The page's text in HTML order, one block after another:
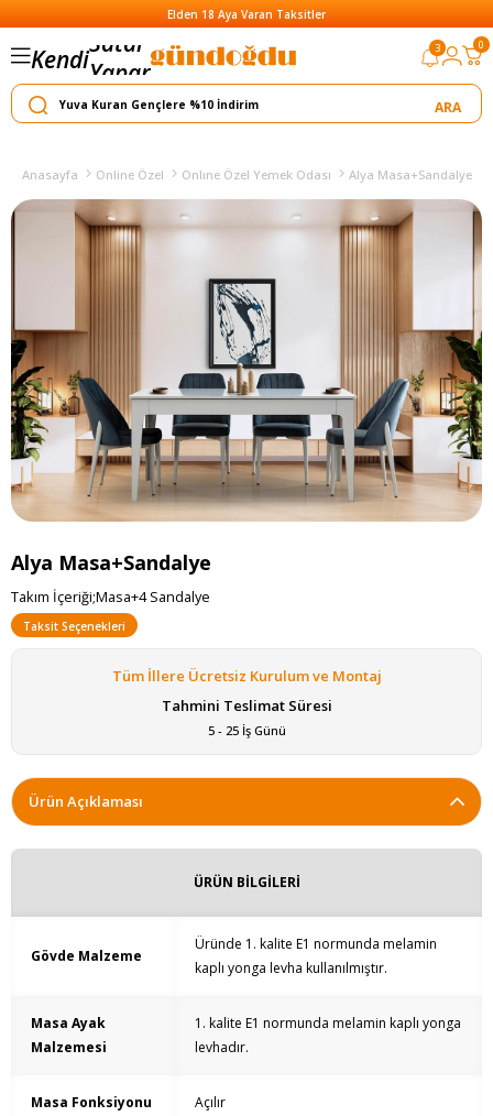
Elden 18 Aya Varan Taksitler
KendiYapar
Satar
3 0
Anasayfa Online Özel Onlıne Özel Yemek Odası Alya Masa+Sandalye
Alya Masa+Sandalye
Takım İçeriği;Masa+4 Sandalye
Taksit Seçenekleri
Tüm İllere Ücretsiz Kurulum ve Montaj
Tahmini Teslimat Süresi
5 - 25 İş Günü
Ürün Açıklaması
ÜRÜN BİLGİLERİ
Gövde Malzeme
Üründe 1. kalite E1 normunda melamin
kaplı yonga levha kullanılmıştır.
Masa Ayak
Malzemesi
1. kalite E1 normunda melamin kaplı yonga
levhadır.
Masa Fonksiyonu Açılır